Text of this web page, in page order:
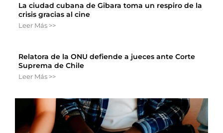
La ciudad cubana de Gibara toma un respiro de la
crisis gracias al cine
Leer Más >>
Relatora de la ONU defiende a jueces ante Corte
Suprema de Chile
Leer Más >>